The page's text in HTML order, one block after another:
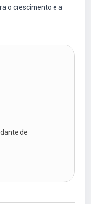
o crescimento e a
de